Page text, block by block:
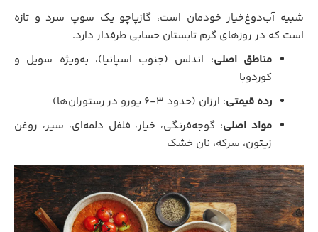
شبیه آب‌دوغ‌خیار خودمان است، گازپاچو یک سوپ سرد و تازه
است که در روزهای گرم تابستان حسابی طرفدار دارد.
مناطق اصلی: اندلس (جنوب اسپانیا)، به‌ویژه سویل و
کوردوبا
رده قیمتی: ارزان (حدود ۳-۶ یورو در رستوران‌ها)
مواد اصلی: گوجه‌فرنگی، خیار، فلفل دلمه‌ای، سیر، روغن
زیتون، سرکه، نان خشک